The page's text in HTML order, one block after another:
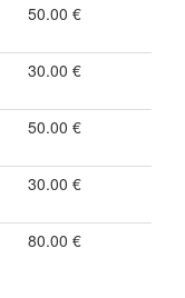
50.00 €
30.00 €
50.00 €
30.00 €
80.00 €